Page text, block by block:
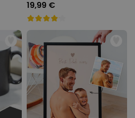
maman ou papa
19,99 €